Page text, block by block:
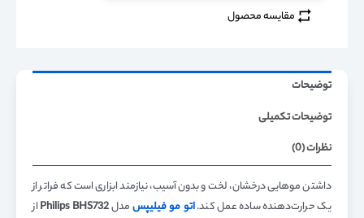
مقایسه محصول
توضیحات
توضیحات تکمیلی
نظرات (0)
داشتن موهایی درخشان، لخت و بدون آسیب، نیازمند ابزاری است که فراتر از
یک حرارت‌دهنده ساده عمل کند.اتو مو فیلیپسمدلPhilips BHS732 از